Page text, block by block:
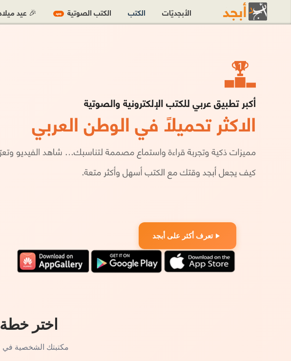
تعرف أكثر على أبجد
اختر
مكتبتك الشخصية في
الأبجديّات الكتب الكتب الصوتية جديد 🎉 عيد